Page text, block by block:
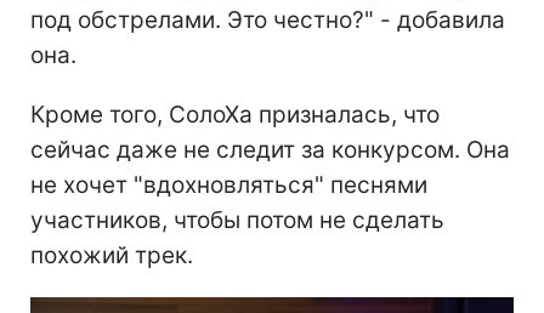
под обстрелами. Это честно?" - добавила
она.
Кроме того, СолоХа призналась, что
сейчас даже не следит за конкурсом. Она
не хочет "вдохновляться" песнями
участников, чтобы потом не сделать
похожий трек.